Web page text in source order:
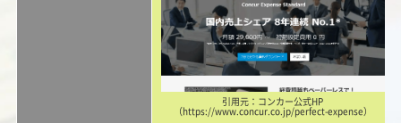
引用元：コンカー公式HP
（https://www.concur.co.jp/perfect-expense）